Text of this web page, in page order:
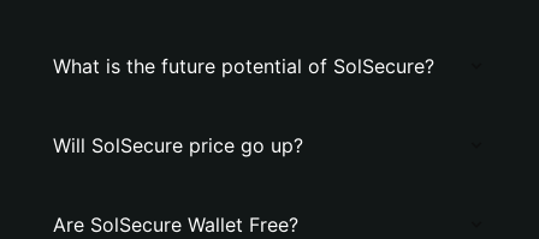
What is the future potential of SolSecure?
Will SolSecure price go up?
Are SolSecure Wallet Free?